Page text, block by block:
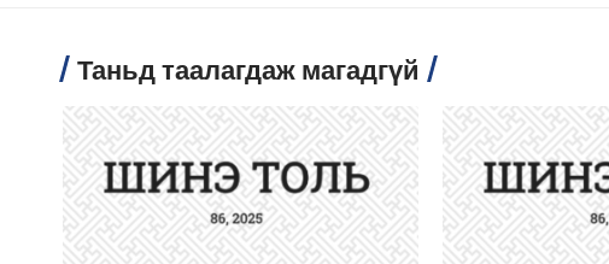
Таньд таалагдаж магадгүй